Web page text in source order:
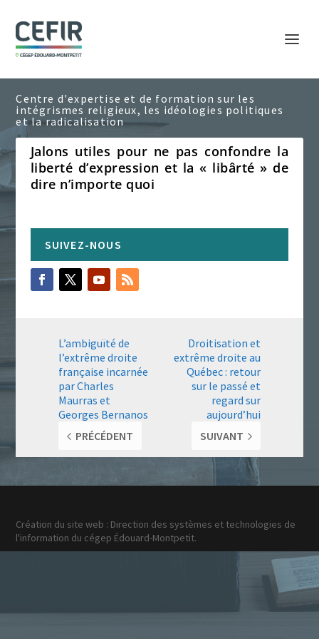
Jalons utiles pour ne pas confondre la
liberté d’expression et la « libârté » de
dire n’importe quoi
L’ambiguïté de
l’extrême droite
française incarnée
par Charles
Maurras et
Georges Bernanos
PRÉCÉDENT
Droitisation et
extrême droite au
Québec : retour
sur le passé et
regard sur
aujourd’hui
SUIVANT
Création du site web : Direction des systèmes et technologies de
l'information du cégep Édouard-Montpetit.